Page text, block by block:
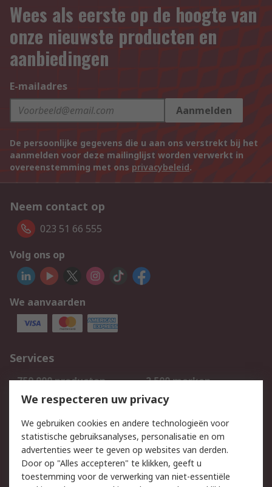
Wees als eerste op de hoogte van
onze nieuwste producten en
aanbiedingen
E-mailadres
Aanmelden
De persoonlijke gegevens die u aan ons verstrekt bij het
aanmelden voor deze mailinglijst worden verwerkt in
overeenstemming met ons privacybeleid.
Neem contact op
023 51 66 555
Volg ons op
We aanvaarden
Services
750.000 producten
2.500 merken
Bestellen
Inkoopoplossingen
Track & Trace
Wettelijk
We respecteren uw privacy
We gebruiken cookies en andere technologieën voor
statistische gebruiksanalyses, personalisatie en om
advertenties weer te geven op websites van derden.
Door op "Alles accepteren" te klikken, geeft u
toestemming voor de verwerking van niet-essentiële